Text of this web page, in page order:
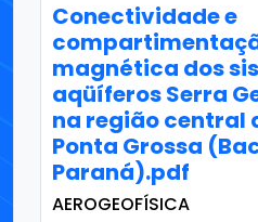
Conectividade e
magnética dos
aqüíferos Serra
na região central
Ponta Grossa
Paraná).pdf
AEROGEOFÍSICA